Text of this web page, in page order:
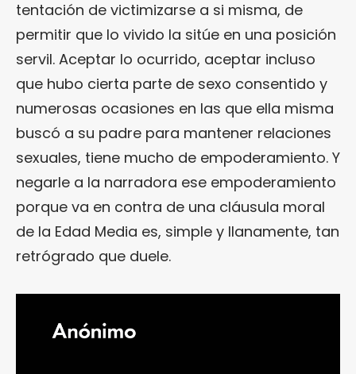
tentación de victimizarse a si misma, de
permitir que lo vivido la sitúe en una posición
servil. Aceptar lo ocurrido, aceptar incluso
que hubo cierta parte de sexo consentido y
numerosas ocasiones en las que ella misma
buscó a su padre para mantener relaciones
sexuales, tiene mucho de empoderamiento. Y
negarle a la narradora ese empoderamiento
porque va en contra de una cláusula moral
de la Edad Media es, simple y llanamente, tan
retrógrado que duele.